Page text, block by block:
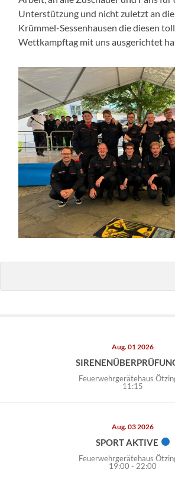
Unterstützung und nicht zuletzt an
Krümmel-Sessenhausen die diesen
Wettkampftag mit uns ausgerichtet
Aug. 01 2026
Feuerwehrgerätehaus
11:15
Aug. 03 2026
SPORT AKTIVE
Feuerwehrgerätehaus
19:00 - 22:00